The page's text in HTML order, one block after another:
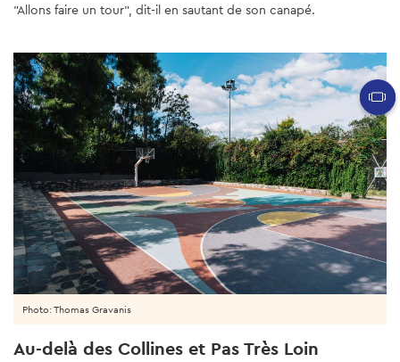
"Allons faire un tour", dit-il en sautant de son canapé.
Photo: Thomas Gravanis
Au-delà des Collines et Pas Très Loin